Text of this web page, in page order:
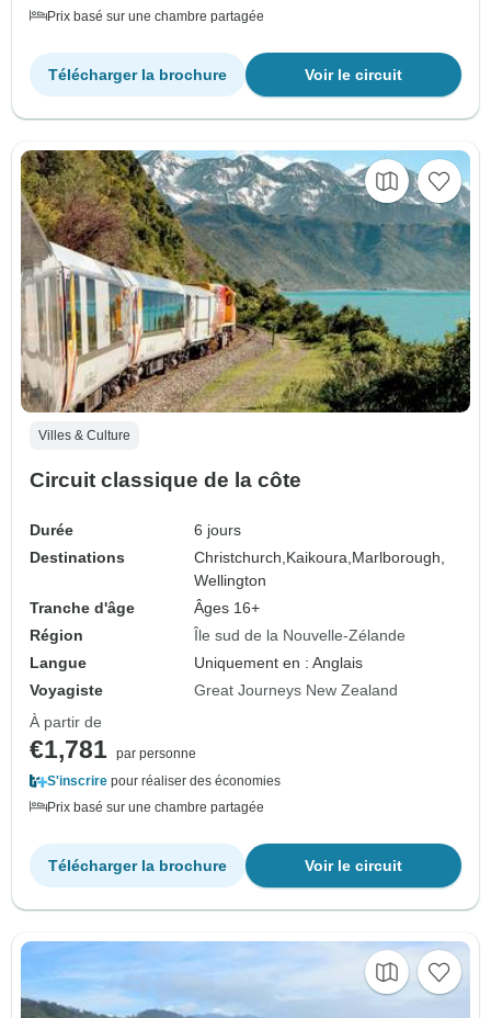
Prix basé sur une chambre partagée
Voir le circuit
Télécharger la brochure
Villes & Culture
Circuit classique de la côte
Durée
6 jours
Destinations
Christchurch, Kaikoura, Marlborough,
Wellington
Tranche d'âge
Âges 16+
Région
Île sud de la Nouvelle-Zélande
Langue
Uniquement en : Anglais
Voyagiste
Great Journeys New Zealand
À partir de
€1,781 par personne
S'inscrire pour réaliser des économies
Prix basé sur une chambre partagée
Voir le circuit
Télécharger la brochure